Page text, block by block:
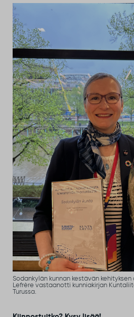
Sodankylän kunnan kestävän
Lefrère vastaanotti kunniakirjan
Turussa.